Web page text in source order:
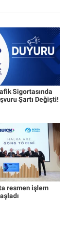
Sigortasında
Şartı Değişti!
resmen işlem